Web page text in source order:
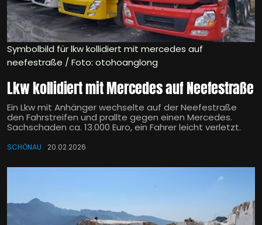
Symbolbild für lkw kollidiert mit mercedes auf
neefestraße / Foto: otohoanglong
Lkw kollidiert mit Mercedes auf Neefestraße
Ein Lkw mit Anhänger wechselte auf der Neefestraße
den Fahrstreifen und prallte gegen einen Mercedes.
Sachschaden ca. 13.000 Euro, ein Fahrer leicht verletzt.
SCHÖNAU 20.02.2026